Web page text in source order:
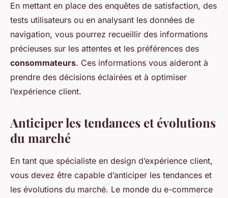
En mettant en place des enquêtes de satisfaction, des
tests utilisateurs ou en analysant les données de
navigation, vous pourrez recueillir des informations
précieuses sur les attentes et les préférences des
consommateurs. Ces informations vous aideront à
prendre des décisions éclairées et à optimiser
l’expérience client.
Anticiper les tendances et évolutions
du marché
En tant que spécialiste en design d’expérience client,
vous devez être capable d’anticiper les tendances et
les évolutions du marché. Le monde du e-commerce